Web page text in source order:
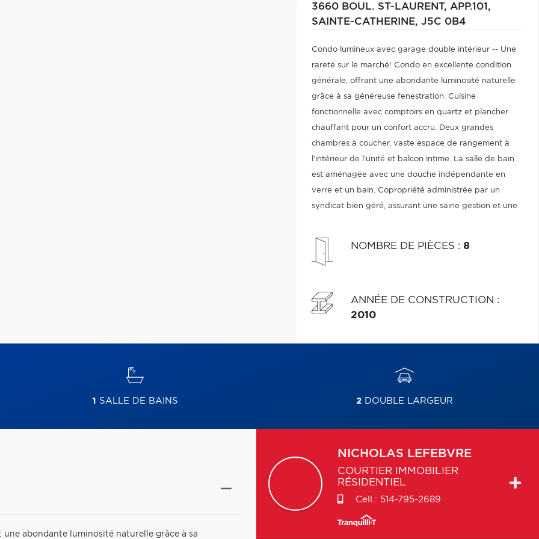
3660 BOUL. ST-LAURENT, APP.101,
SAINTE-CATHERINE, J5C 0B4
Condo lumineux avec garage double intérieur -- Une
rareté sur le marché! Condo en excellente condition
générale, offrant une abondante luminosité naturelle
grâce à sa généreuse fenestration. Cuisine
fonctionnelle avec comptoirs en quartz et plancher
chauffant pour un confort accru. Deux grandes
chambres à coucher, vaste espace de rangement à
l'intérieur de l'unité et balcon intime. La salle de bain
est aménagée avec une douche indépendante en
verre et un bain. Copropriété administrée par un
syndicat bien géré, assurant une saine gestion et une
garderie, restaurants, récréoparc, REM et plus.
NOMBRE DE PIÈCES : 8
ANNÉE DE CONSTRUCTION :
2010
1 SALLE DE BAINS 2DOUBLE LARGEUR
abondante luminosité naturelle grâce à sa
NICHOLAS LEFEBVRE
COURTIER IMMOBILIER
RÉSIDENTIEL
Cell.: 514-795-2689